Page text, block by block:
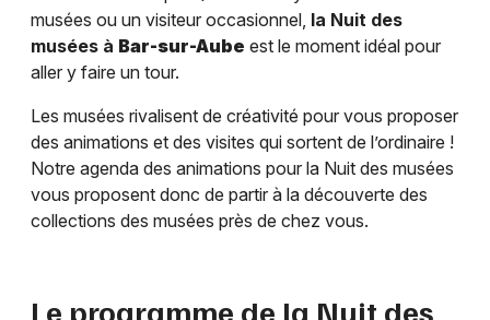
musées ou un visiteur occasionnel, la Nuit des
musées à Bar-sur-Aube est le moment idéal pour
aller y faire un tour.
Les musées rivalisent de créativité pour vous proposer
des animations et des visites qui sortent de l’ordinaire !
Notre agenda des animations pour la Nuit des musées
vous proposent donc de partir à la découverte des
collections des musées près de chez vous.
Le programme de la Nuit des